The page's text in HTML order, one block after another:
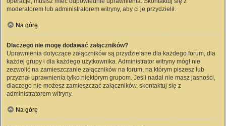
moderatorem lub administratorem witryny, aby ci je przydzielił.
Na górę
Dlaczego nie mogę dodawać załączników?
Uprawnienia dotyczące załączników są przydzielane dla każdego forum, dla
każdej grupy i dla każdego użytkownika. Administrator witryny mógł nie
zezwolić na zamieszczanie załączników na forum, na którym piszesz lub
przyznał uprawnienia tylko niektórym grupom. Jeśli nadal nie masz jasności,
dlaczego nie możesz zamieszczać załączników, skontaktuj się z
administratorem witryny.
Na górę